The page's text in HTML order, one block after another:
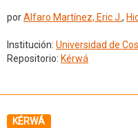
porAlfaro Martínez, Eric J.,
Institución: Universidad de
Repositorio: Kérwá
KÉRWÁ